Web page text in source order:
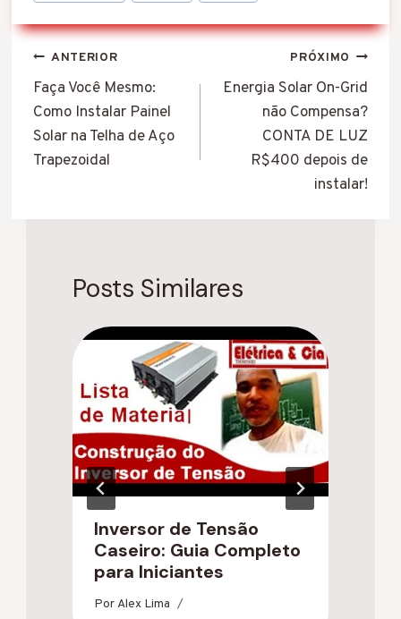
Navegação
de
Post
ANTERIOR
Faça Você Mesmo:
Como Instalar Painel
Solar na Telha de Aço
Trapezoidal
PRÓXIMO
Energia Solar On-Grid
não Compensa?
CONTA DE LUZ
R$400 depois de
instalar!
Posts Similares
Inversor de Tensão
Caseiro: Guia Completo
para Iniciantes
Por Alex Lima